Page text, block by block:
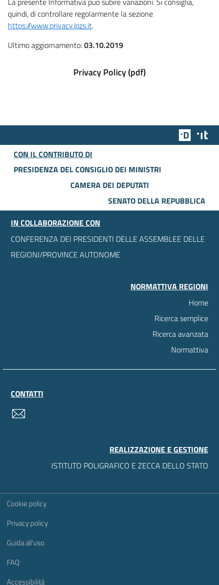
quindi, di controllare regolarmente la sezione
https://www.privacy.ipzs.it.
Ultimo aggiornamento:03.10.2019
Privacy Policy (pdf)
Team
CON IL CONTRIBUTO DI
PRESIDENZA DEL CONSIGLIO DEI MINISTRI
CAMERA DEI DEPUTATI
SENATO DELLA REPUBBLICA
IN COLLABORAZIONE CON
CONFERENZA DEI PRESIDENTI DELLE ASSEMBLEE DELLE
REGIONI/PROVINCE AUTONOME
NORMATTIVA REGIONI
Home
Ricerca semplice
Ricerca avanzata
Normattiva
CONTATTI
REALIZZAZIONE E GESTIONE
ISTITUTO POLIGRAFICO E ZECCA DELLO STATO
Sezione Link Utili
Cookie policy
Privacy policy
Guida all'uso
FAQ
Accessibilità